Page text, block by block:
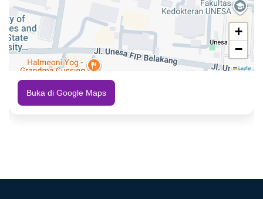
+
−
Leaflet
Buka di Google Maps